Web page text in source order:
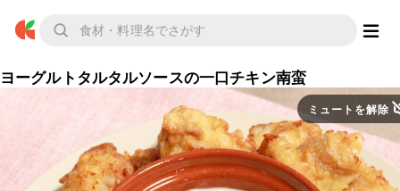
ヨーグルトタルタルソースの一口チキン南蛮
ミュートを解除